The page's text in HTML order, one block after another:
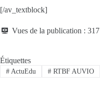
[/av_textblock]
Vues de la publication : 317
Étiquettes
#ActuEdu #RTBF AUVIO